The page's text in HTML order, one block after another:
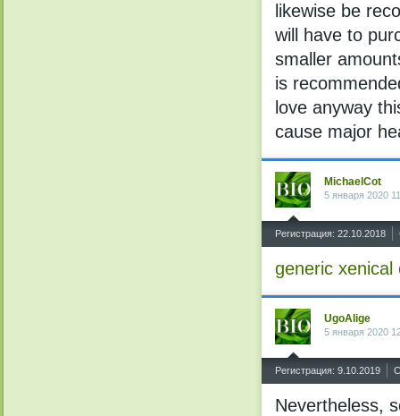
likewise be
will have to
smaller
is
love anyway
cause major
MichaelCot
5 января 2020
Регистрация: 22.10.2018
generic xenical
UgoAlige
5 января 2020
Регистрация: 9.10.2019
Nevertheless,